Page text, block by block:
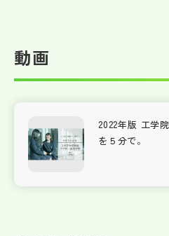
動画
2022年版 工学
を５分で。